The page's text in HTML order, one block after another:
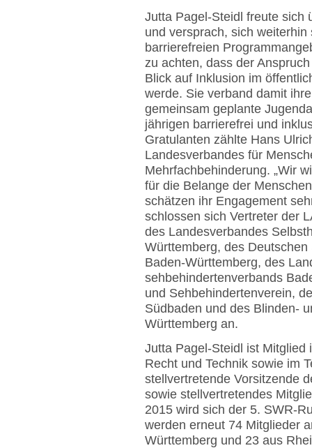
Jutta Pagel-Steidl freute sich
und versprach, sich
barrierefreien
zu achten, dass der
Blick auf Inklusion im
werde. Sie verband damit
gemeinsam geplante
jährigen barrierefrei und
Gratulanten zählte Hans
Landesverbandes für
Mehrfachbehinderung. „Wir
für die Belange der
schätzen ihr Engagement
schlossen sich Vertreter der
des Landesverbandes
Württemberg, des
Baden-Württemberg, des
sehbehindertenverbands
und Sehbehindertenverein,
Südbaden und des Blinden-
Württemberg an.
Jutta Pagel-Steidl ist Mitglied
Recht und Technik sowie im
stellvertretende Vorsitzende
sowie stellvertretendes
2015 wird sich der 5. SWR-
werden erneut 74 Mitglieder
Württemberg und 23 aus